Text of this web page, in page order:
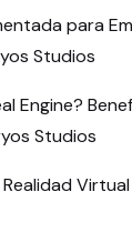
para
Studios
Engine?
Studios